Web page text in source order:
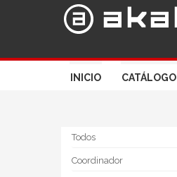
INICIO CATÁLOGO
Todos
Coordinador